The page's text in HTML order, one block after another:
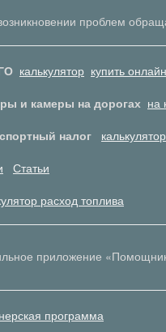
проблем
калькулятор купить онлайн
и камеры на дорогах на
налог
калькулятор
Статьи
расход топлива
приложение
программа